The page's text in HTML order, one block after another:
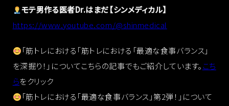
モテ男作る医者Dr.はまだ【シンメディカル】
https://www.youtube.com/@shinmedical
「筋トレにおける「筋トレにおける「最適な食事バランス」
を深掘り！」についてこちらの記事でもご紹介しています。 こち
らをクリック
「筋トレにおける「最適な食事バランス」第2弾！」について